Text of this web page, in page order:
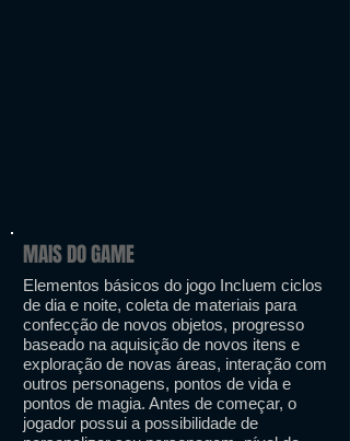
MAIS DO GAME
Elementos básicos do jogo Incluem ciclos
de dia e noite, coleta de materiais para
confecção de novos objetos, progresso
baseado na aquisição de novos itens e
exploração de novas áreas, interação com
outros personagens, pontos de vida e
pontos de magia. Antes de começar, o
jogador possui a possibilidade de